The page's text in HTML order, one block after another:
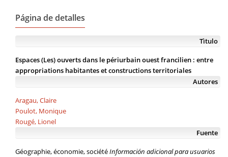
Página de detalles
Tìtulo
Espaces (Les) ouverts dans le périurbain ouest francilien : entre
appropriations habitantes et constructions territoriales
Autores
Aragau, Claire
Poulot, Monique
Rougé, Lionel
Fuente
Géographie, économie, sociétéInformación adicional para usuarios